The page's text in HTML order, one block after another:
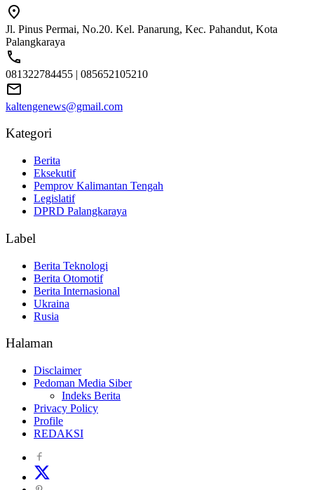
Jl. Pinus Permai, No.20. Kel. Panarung, Kec. Pahandut, Kota
Palangkaraya
081322784455 | 085652105210
kaltengenews@gmail.com
Kategori
Berita
Eksekutif
Pemprov Kalimantan Tengah
Legislatif
DPRD Palangkaraya
Label
Berita Teknologi
Berita Otomotif
Berita Internasional
Ukraina
Rusia
Halaman
Disclaimer
Pedoman Media Siber
Indeks Berita
Privacy Policy
Profile
REDAKSI